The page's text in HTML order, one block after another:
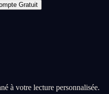
Gratuit
à votre lecture personnalisée.